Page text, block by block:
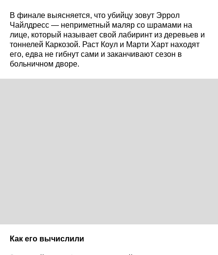
В финале выясняется, что убийцу зовут Эррол
Чайлдресс — неприметный маляр со шрамами на
лице, который называет свой лабиринт из деревьев и
тоннелей Каркозой. Раст Коул и Марти Харт находят
его, едва не гибнут сами и заканчивают сезон в
больничном дворе.
Как его вычислили